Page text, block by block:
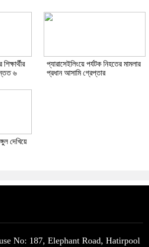
৬
প্যারাসেইলিংয়ে পর্যটক নিহতের মামলার
প্রধান আসামি গ্রেপ্তার
দেখিয়ে
No: 187, Elephant Road, Hatirpool